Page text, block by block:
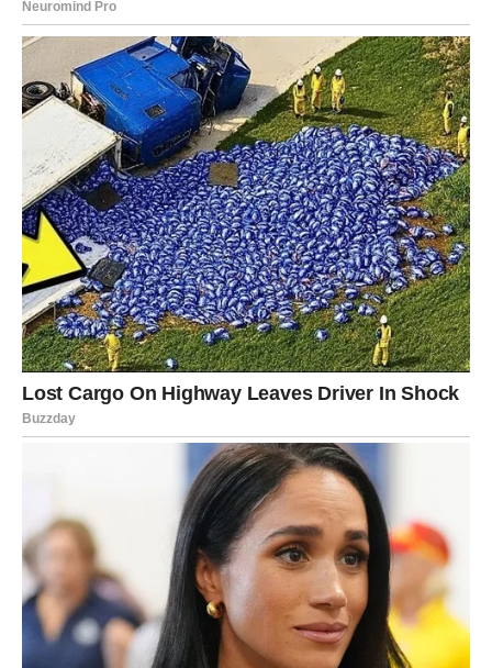
primanjima, direktora ili atraktivnog direktora…
Nije mi odmah palo na pamet jedno posebno pitanje: “Što bi
mogao biti razlog da imućna, atraktivna redateljica ostane
neoženjena?” Ipak, bila sam suzdržana i s osjećajem tuge
obavijestila muža da otkazuje sastanak, jer moj prijatelj nije
zainteresiran za druženje s limarom.
Nije bilo mudro da se moj suprug upušta u razgovor sa svojim
kolegom, stoga smo postigli konsenzus da pozovemo drugu
prijateljicu, Juliju, koja je također neudata, da nam se pridruži
na tom sastanku.
U svojim tridesetima Julija je imala neupadljiv izgled i